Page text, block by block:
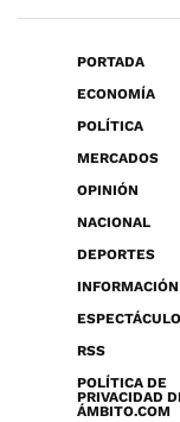
PORTADA
ECONOMÍA
POLÍTICA
MERCADOS
OPINIÓN
NACIONAL
DEPORTES
RSS
POLÍTICA DE
PRIVACIDAD
ÁMBITO.COM